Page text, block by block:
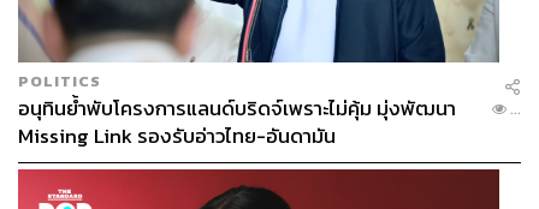
POLITICS
อนุทินย้ำพับโครงการแลนด์บริดจ์เพราะไม่คุ้ม มุ่งพัฒนา
Missing Link รองรับอ่าวไทย-อันดามัน
...